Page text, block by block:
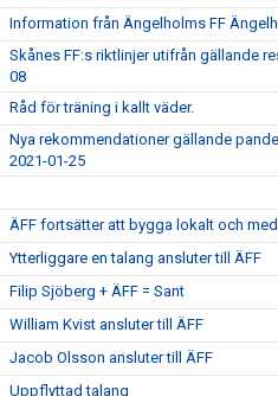
Information från Ängelholms FF
Skånes FF:s riktlinjer utifrån gällande
08
Råd för träning i kallt väder.
Nya rekommendationer gällande
2021-01-25
ÄFF fortsätter att bygga lokalt och
Ytterliggare en talang ansluter till ÄFF
Filip Sjöberg + ÄFF = Sant
William Kvist ansluter till ÄFF
Jacob Olsson ansluter till ÄFF
Uppflyttad talang